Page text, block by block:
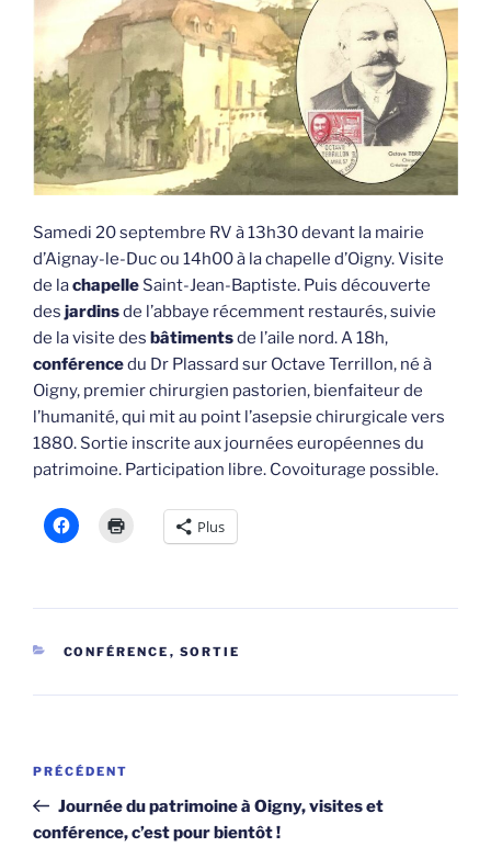
Samedi 20 septembre RV à 13h30 devant la mairie
d’Aignay-le-Duc ou 14h00 à la chapelle d’Oigny. Visite
de lachapelle Saint-Jean-Baptiste. Puis découverte
des jardinsde l’abbaye récemment restaurés, suivie
de la visite des bâtimentsde l’aile nord. A 18h,
conférencedu Dr Plassard sur Octave Terrillon, né à
Oigny, premier chirurgien pastorien, bienfaiteur de
l’humanité, qui mit au point l’asepsie chirurgicale vers
1880. Sortie inscrite aux journées européennes du
patrimoine. Participation libre. Covoiturage possible.
Plus
CATÉGORIES
CONFÉRENCE , SORTIE
Navigation
l’article
Article
précédent
PRÉCÉDENT
Journée du patrimoine à Oigny, visites et
conférence, c’est pour bientôt !